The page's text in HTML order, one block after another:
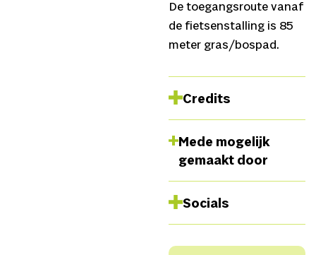
De toegangsroute vanaf
de fietsenstalling is 85
meter gras/bospad.
Credits
Muizelaar
Tekstdeel 50
Dramaturgische
begeleiding
Y.M.P.:Katja Hieminga
Mede mogelijk
gemaakt door
Socials